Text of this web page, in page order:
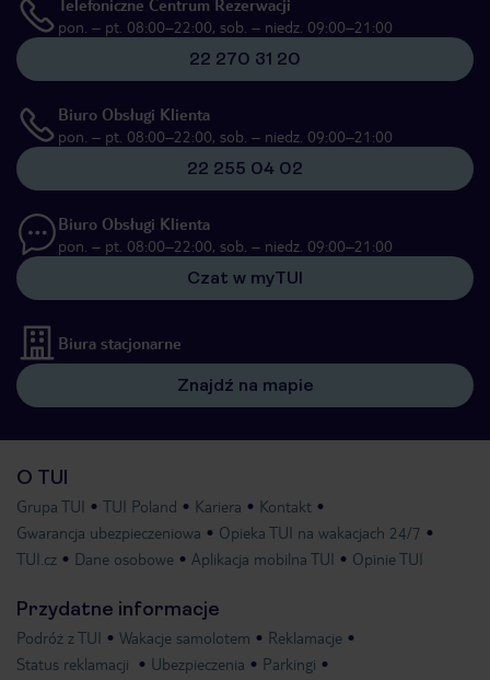
Telefoniczne Centrum Rezerwacji
pon. – pt. 08:00–22:00, sob. – niedz. 09:00–21:00
22 270 31 20
Biuro Obsługi Klienta
pon. – pt. 08:00–22:00, sob. – niedz. 09:00–21:00
22 255 04 02
Biuro Obsługi Klienta
pon. – pt. 08:00–22:00, sob. – niedz. 09:00–21:00
Czat w myTUI
Biura stacjonarne
Znajdź na mapie
O TUI
Grupa TUI TUI Poland Kariera
Kontakt
Gwarancja ubezpieczeniowa
Opieka TUI na wakacjach 24/7
TUI.cz
Dane osobowe Aplikacja mobilna TUI Opinie TUI
Przydatne informacje
Podróż z TUI Wakacje samolotem
Reklamacje
Status reklamacji
Ubezpieczenia Parkingi